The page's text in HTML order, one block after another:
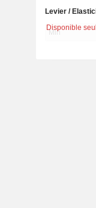
Disponible
Levier /